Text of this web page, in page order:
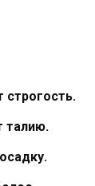
строгость.
талию.